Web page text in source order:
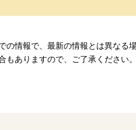
の情報で、最新の情報とは異な
ありますので、ご了承ください。